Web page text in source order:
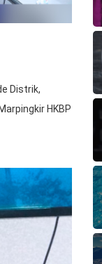
Distrik,
HKBP